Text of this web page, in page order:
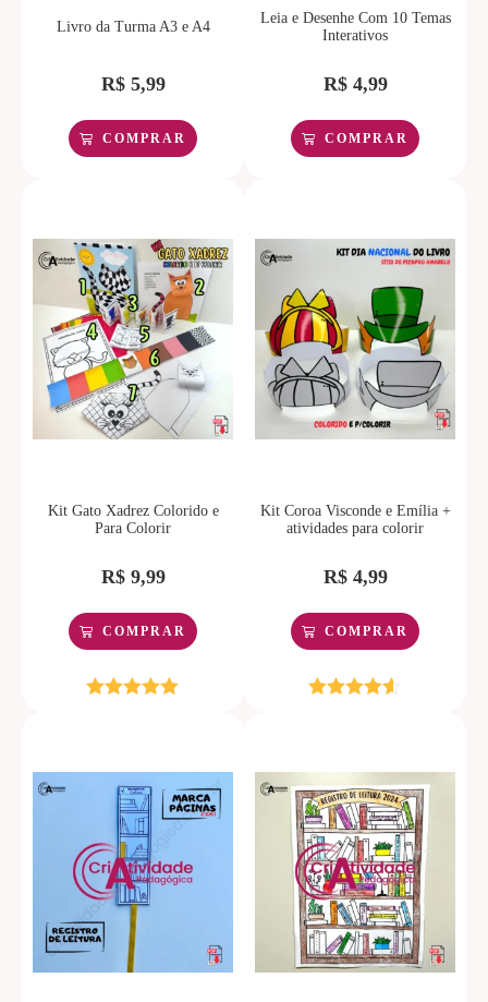
Livro da Turma A3 e A4
R$5,99
COMPRAR
Leia e Desenhe Com 10 Temas
Interativos
R$4,99
COMPRAR
Kit Gato Xadrez Colorido e
Para Colorir
R$9,99
COMPRAR
Kit Coroa Visconde e Emília +
atividades para colorir
R$4,99
COMPRAR